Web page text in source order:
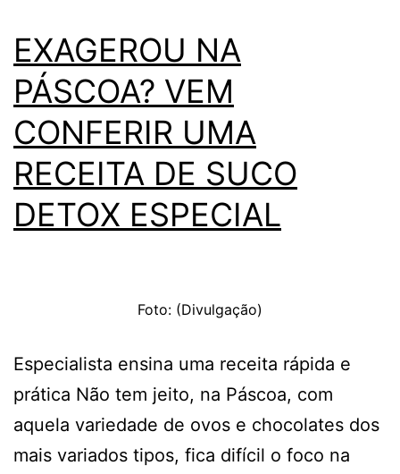
EXAGEROU NA
PÁSCOA? VEM
CONFERIR UMA
RECEITA DE SUCO
DETOX ESPECIAL
Foto: (Divulgação)
Especialista ensina uma receita rápida e
prática Não tem jeito, na Páscoa, com
aquela variedade de ovos e chocolates dos
mais variados tipos, fica difícil o foco na